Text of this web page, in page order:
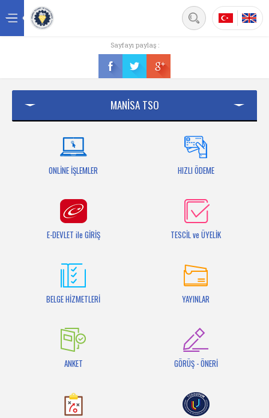
Üyelik
Bilgi Bankası
Sayfayı paylaş :
MANİSA TSO
ONLİNE İŞLEMLER HIZLI ÖDEME
E-DEVLET ile GİRİŞ TESCİL ve ÜYELİK
BELGE HİZMETLERİ YAYINLAR
ANKET GÖRÜŞ - ÖNERİ